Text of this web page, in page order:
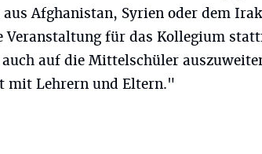
Afghanistan, Syrien oder dem Irak
Veranstaltung für das Kollegium
auf die Mittelschüler
mit Lehrern und Eltern."